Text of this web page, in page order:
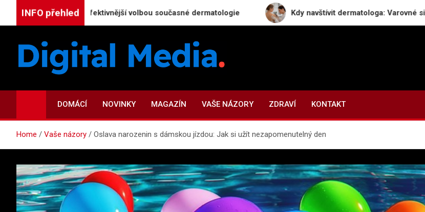
INFO přehled
laser nejefektivnější volbou současné dermatologie Kdy navštívit dermatologa: Varovné signály,
Digital-Media.cz
DOMÁCÍ NOVINKY MAGAZÍN VAŠE NÁZORY ZDRAVÍ KONTAKT
Home Vaše názory Oslava narozenin s dámskou jízdou: Jak si užít nezapomenutelný den